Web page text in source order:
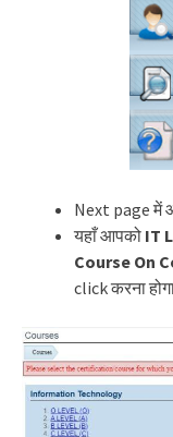
Next page में
यहाँ आपको IT
Course On
click करना